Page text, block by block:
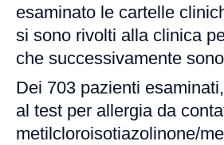
esaminato le cartelle
si sono rivolti alla clinica
che successivamente
Dei 703 pazienti
al test per allergia da
metilcloroisotiazolinone/